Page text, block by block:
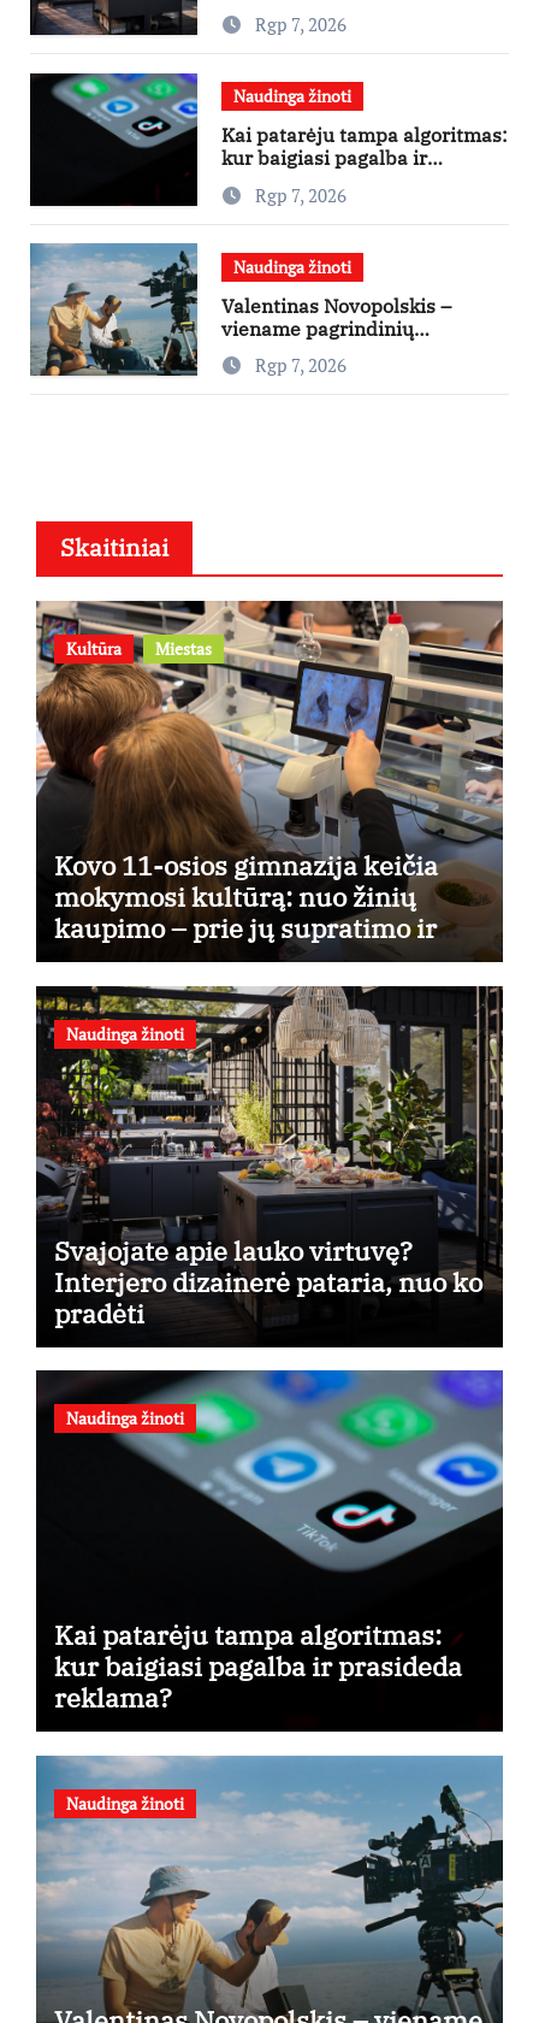
nuo ko pradėti
Rgp 7, 2026
Naudinga žinoti
Kai patarėju tampa algoritmas:
kur baigiasi pagalba ir
prasideda reklama?
Rgp 7, 2026
Naudinga žinoti
Valentinas Novopolskis –
viename pagrindinių
vaidmenų penkių šalių filme
„Nugalėtoja“: Lietuvos kino
teatruose – nuo rugpjūčio 7-
Rgp 7, 2026
Skaitiniai
Kultūra Miestas
Kovo 11-osios gimnazija keičia
mokymosi kultūrą: nuo žinių
kaupimo – prie jų supratimo ir
taikymo
Naudinga žinoti
Svajojate apie lauko virtuvę?
Interjero dizainerė pataria, nuo ko
pradėti
Naudinga žinoti
Kai patarėju tampa algoritmas:
kur baigiasi pagalba ir prasideda
reklama?
Naudinga žinoti